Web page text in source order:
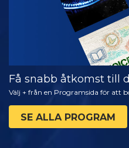
Få snabb åtkomst till
Välj + från en Programsida för att
SE ALLA PROGRAM